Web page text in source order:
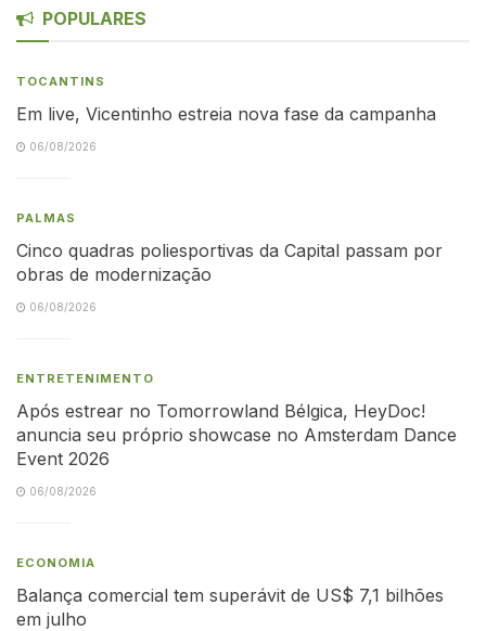
POPULARES
TOCANTINS
Em live, Vicentinho estreia nova fase da campanha
06/08/2026
PALMAS
Cinco quadras poliesportivas da Capital passam por
obras de modernização
06/08/2026
ENTRETENIMENTO
Após estrear no Tomorrowland Bélgica, HeyDoc!
anuncia seu próprio showcase no Amsterdam Dance
Event 2026
06/08/2026
ECONOMIA
Balança comercial tem superávit de US$ 7,1 bilhões
em julho